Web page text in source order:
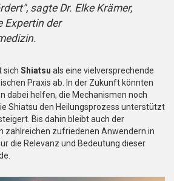
sagte Dr. Elke Krämer,
Expertin der
sich Shiatsu als eine vielversprechende
Praxis ab. In der Zukunft könnten
dabei helfen, die Mechanismen noch
Shiatsu den Heilungsprozess unterstützt
Bis dahin bleibt auch der
zahlreichen zufriedenen Anwendern in
die Relevanz und Bedeutung dieser